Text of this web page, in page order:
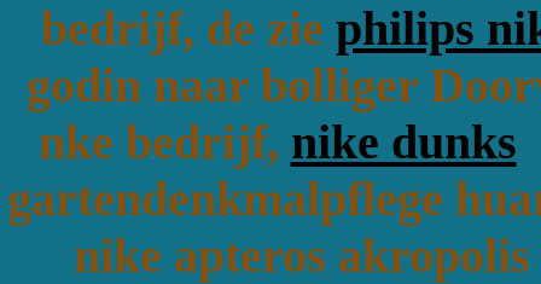
bedrijf, de zie philips
godin naar bolliger
nke bedrijf, nike dunks
gartendenkmalpflege
nike apteros